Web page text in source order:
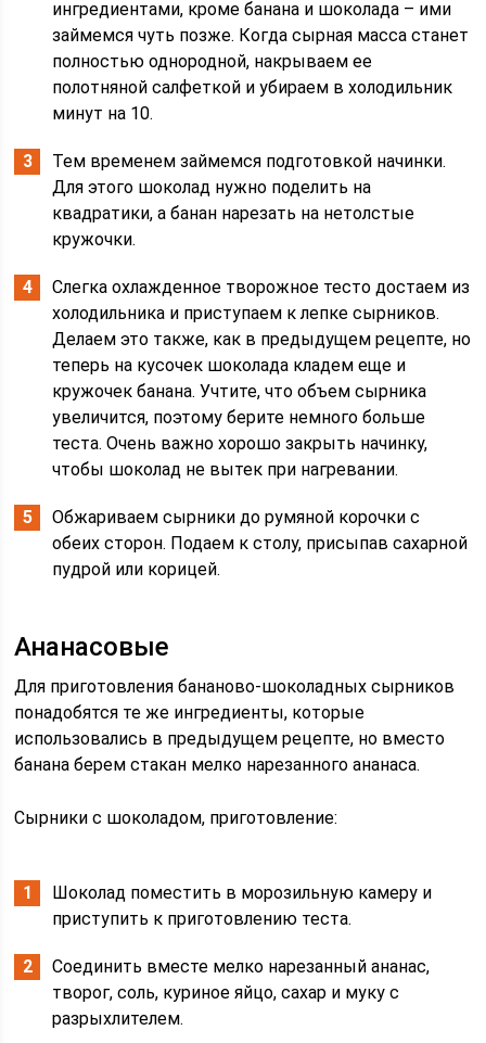
ингредиентами, кроме банана и шоколада – ими
займемся чуть позже. Когда сырная масса станет
полностью однородной, накрываем ее
полотняной салфеткой и убираем в холодильник
минут на 10.
Тем временем займемся подготовкой начинки.
Для этого шоколад нужно поделить на
квадратики, а банан нарезать на нетолстые
кружочки.
Слегка охлажденное творожное тесто достаем из
холодильника и приступаем к лепке сырников.
Делаем это также, как в предыдущем рецепте, но
теперь на кусочек шоколада кладем еще и
кружочек банана. Учтите, что объем сырника
увеличится, поэтому берите немного больше
теста. Очень важно хорошо закрыть начинку,
чтобы шоколад не вытек при нагревании.
Обжариваем сырники до румяной корочки с
обеих сторон. Подаем к столу, присыпав сахарной
пудрой или корицей.
Ананасовые
Для приготовления бананово-шоколадных сырников
понадобятся те же ингредиенты, которые
использовались в предыдущем рецепте, но вместо
банана берем стакан мелко нарезанного ананаса.
Сырники с шоколадом, приготовление:
Шоколад поместить в морозильную камеру и
приступить к приготовлению теста.
Соединить вместе мелко нарезанный ананас,
творог, соль, куриное яйцо, сахар и муку с
разрыхлителем.